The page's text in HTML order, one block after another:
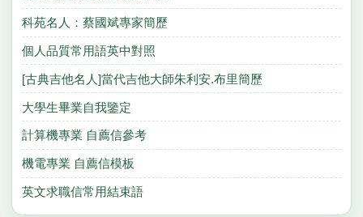
科苑名人：蔡國斌專家簡歷
個人品質常用語英中對照
[古典吉他名人]當代吉他大師朱利安.布里簡歷
大學生畢業自我鑒定
計算機專業 自薦信參考
機電專業 自薦信模板
英文求職信常用結束語